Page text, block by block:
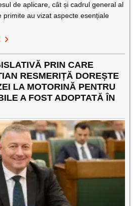
de aplicare, cât și cadrul general al
primite au vizat aspecte esențiale
PRIN CARE
RESMERIȚĂ DOREȘTE
LA MOTORINĂ PENTRU
A FOST ADOPTATĂ ÎN